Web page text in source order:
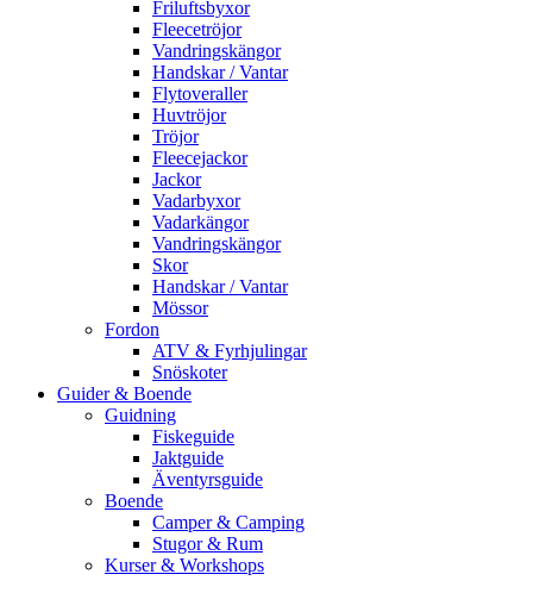
Friluftsbyxor
Fleecetröjor
Vandringskängor
Handskar / Vantar
Flytoveraller
Huvtröjor
Tröjor
Fleecejackor
Jackor
Vadarbyxor
Vadarkängor
Vandringskängor
Skor
Handskar / Vantar
Mössor
Fordon
ATV & Fyrhjulingar
Snöskoter
Guider & Boende
Guidning
Fiskeguide
Jaktguide
Äventyrsguide
Boende
Camper & Camping
Stugor & Rum
Kurser & Workshops